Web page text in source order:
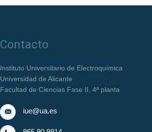
Contacto
Instituto Universitario de Electroquímica
Universidad de Alicante
Facultad de Ciencias Fase II, 4ª planta
iue@ua.es